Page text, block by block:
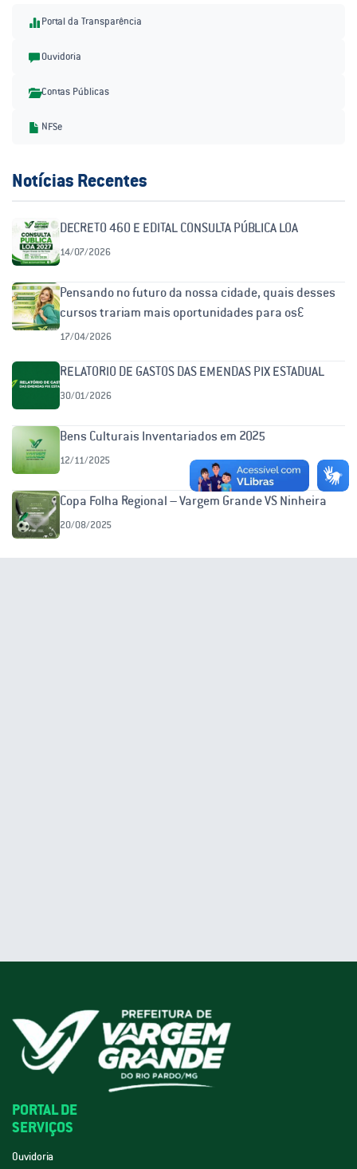
Portal da Transparência
Ouvidoria
Contas Públicas
NFSe
Notícias Recentes
DECRETO 460 E EDITAL CONSULTA PÚBLICA LOA
14/07/2026
Pensando no futuro da nossa cidade, quais desses
cursos trariam mais oportunidades para os
moradores?
17/04/2026
RELATORIO DE GASTOS DAS EMENDAS PIX ESTADUAL
30/01/2026
Bens Culturais Inventariados em 2025
12/11/2025
Copa Folha Regional – Vargem Grande VS Ninheira
20/08/2025
PORTAL DE
SERVIÇOS
Ouvidoria